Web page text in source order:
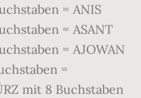
= ANIS
= ASANT
= AJOWAN
=
mit 8 Buchstaben